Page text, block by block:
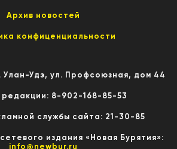
Архив новостей
конфиценциальности
Улан-Удэ, ул. Профсоюзная, дом 44
8-902-168-85-53
службы сайта: 21-30-85
издания «Новая Бурятия»:
info@newbur.ru